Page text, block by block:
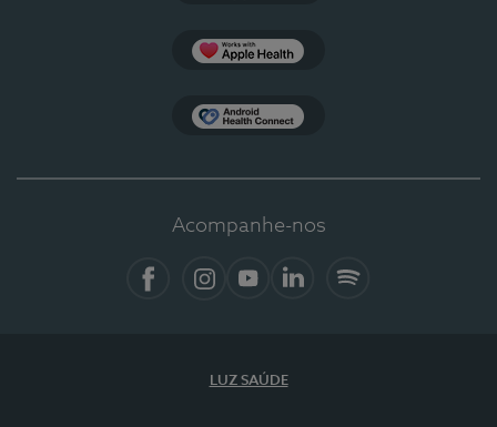
Acompanhe-nos
LUZ SAÚDE